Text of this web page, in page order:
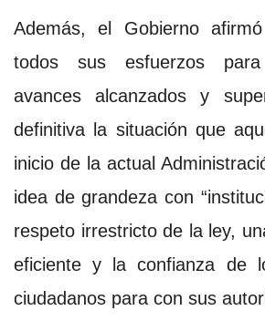
Además, el Gobierno
todos sus esfuerzos
avances alcanzados y
definitiva la situación que
inicio de la actual
idea de grandeza con
respeto irrestricto de la ley,
eficiente y la confianza de
ciudadanos para con sus